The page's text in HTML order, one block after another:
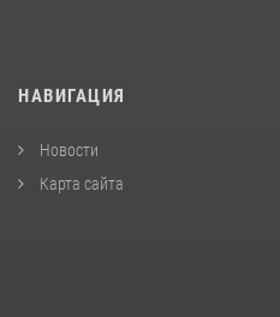
НАВИГАЦИЯ
Новости
Карта сайта